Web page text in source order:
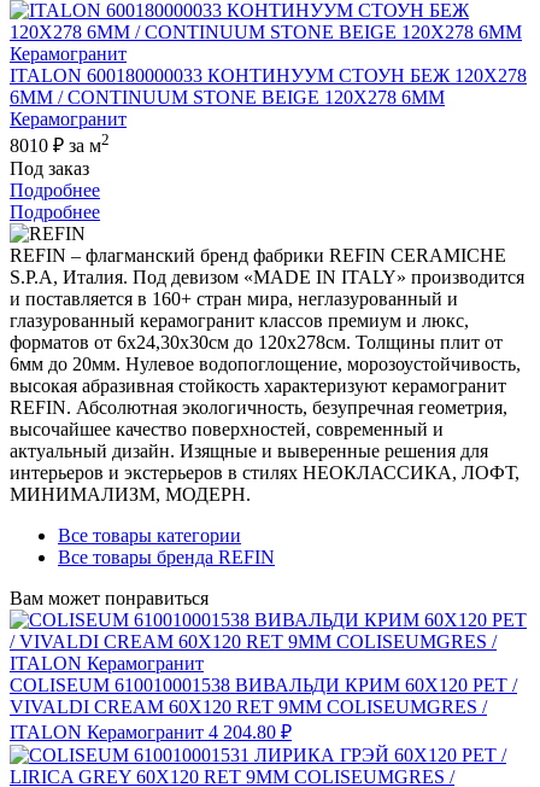
ITALON 600180000033 КОНТИНУУМ СТОУН БЕЖ 120X278
6ММ / CONTINUUM STONE BEIGE 120X278 6MM
Керамогранит
8010 ₽ за м2
Под заказ
Подробнее
Подробнее
REFIN – флагманский бренд фабрики REFIN CERAMICHE
S.P.A, Италия. Под девизом «MADE IN ITALY» производится
и поставляется в 160+ стран мира, неглазурованный и
глазурованный керамогранит классов премиум и люкс,
форматов от 6х24,30х30см до 120х278см. Толщины плит от
6мм до 20мм. Нулевое водопоглощение, морозоустойчивость,
высокая абразивная стойкость характеризуют керамогранит
REFIN. Абсолютная экологичность, безупречная геометрия,
высочайшее качество поверхностей, современный и
актуальный дизайн. Изящные и выверенные решения для
интерьеров и экстерьеров в стилях НЕОКЛАССИКА, ЛОФТ,
МИНИМАЛИЗМ, МОДЕРН.
Все товары категории
Все товары бренда REFIN
Вам может понравиться
COLISEUM 610010001538 ВИВАЛЬДИ КРИМ 60X120 РЕТ /
VIVALDI CREAM 60X120 RET 9MM COLISEUMGRES /
ITALON Керамогранит 4 204.80 ₽